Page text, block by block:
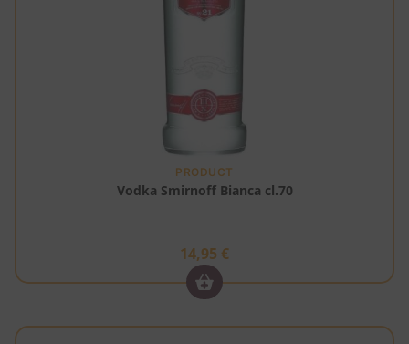
PRODUCT
Vodka Smirnoff Bianca cl.70
14,95 €